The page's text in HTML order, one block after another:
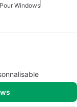
Windows